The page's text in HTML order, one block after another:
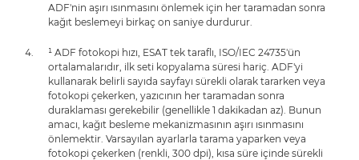
ADF'nin aşırı ısınmasını önlemek için her taramadan sonra
kağıt beslemeyi birkaç on saniye durdurur.
¹ ADF fotokopi hızı, ESAT tek taraflı, ISO/IEC 24735'ün
ortalamalarıdır, ilk seti kopyalama süresi hariç. ADF'yi
kullanarak belirli sayıda sayfayı sürekli olarak tararken veya
fotokopi çekerken, yazıcının her taramadan sonra
duraklaması gerekebilir (genellikle 1 dakikadan az). Bunun
amacı, kağıt besleme mekanizmasının aşırı ısınmasını
önlemektir. Varsayılan ayarlarla tarama yaparken veya
fotokopi çekerken (renkli, 300 dpi), kısa süre içinde sürekli